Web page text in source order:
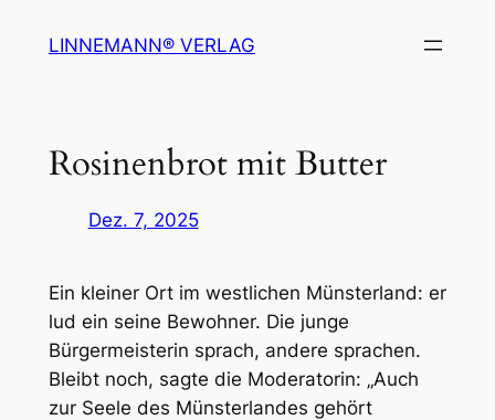
InhaltLINNEMANN® VERLAG
Rosinenbrot mit Butter
Dez. 7, 2025
Ein kleiner Ort im westlichen Münsterland: er
lud ein seine Bewohner. Die junge
Bürgermeisterin sprach, andere sprachen.
Bleibt noch, sagte die Moderatorin: „Auch
zur Seele des Münsterlandes gehört